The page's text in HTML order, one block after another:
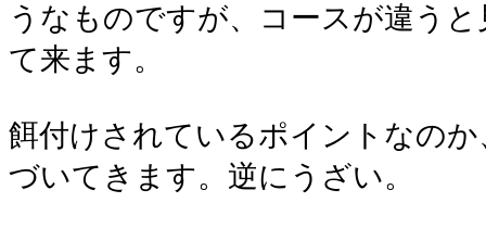
うなものですが、コースが違う
て来ます。
餌付けされているポイントなの
づいてきます。逆にうざい。